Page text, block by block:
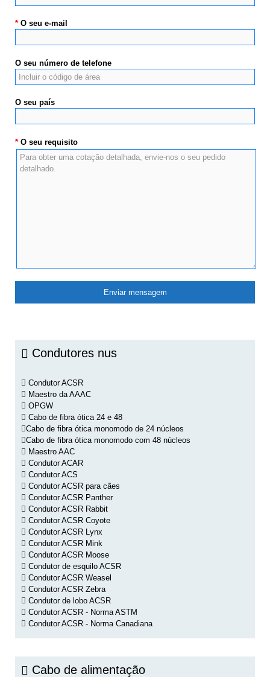
* O seu e-mail
O seu número de telefone
O seu país
* O seu requisito
Condutores nus
Condutor ACSR
Maestro da AAAC
OPGW
Cabo de fibra ótica 24 e 48
Cabo de fibra ótica monomodo de 24 núcleos
Cabo de fibra ótica monomodo com 48 núcleos
Maestro AAC
Condutor ACAR
Condutor ACS
Condutor ACSR para cães
Condutor ACSR Panther
Condutor ACSR Rabbit
Condutor ACSR Coyote
Condutor ACSR Lynx
Condutor ACSR Mink
Condutor ACSR Moose
Condutor de esquilo ACSR
Condutor ACSR Weasel
Condutor ACSR Zebra
Condutor de lobo ACSR
Condutor ACSR - Norma ASTM
Condutor ACSR - Norma Canadiana
Cabo de alimentação